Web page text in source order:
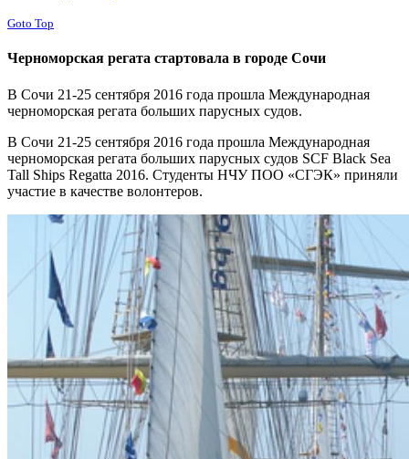
Goto Top
Черноморская регата стартовала в городе Сочи
В Сочи 21-25 сентября 2016 года прошла Международная
черноморская регата больших парусных судов.
В Сочи 21-25 сентября 2016 года прошла Международная
черноморская регата больших парусных судов SCF Black Sea
Tall Ships Regatta 2016. Студенты НЧУ ПОО «СГЭК» приняли
участие в качестве волонтеров.